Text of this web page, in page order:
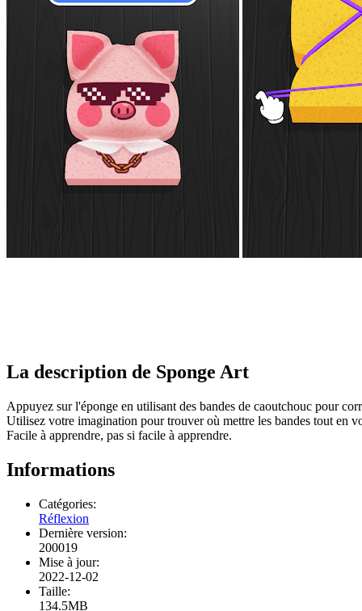
La description de Sponge Art
Appuyez sur l'éponge en utilisant des bandes de caoutchouc pour
Utilisez votre imagination pour trouver où mettre les bandes tout en
Facile à apprendre, pas si facile à apprendre.
Informations
Catégories:
Réflexion
Dernière version:
200019
Mise à jour:
2022-12-02
Taille:
134.5MB